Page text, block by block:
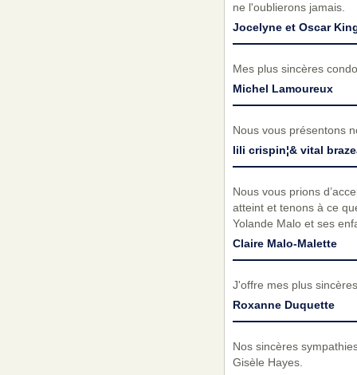
ne l'oublierons jamais.
Jocelyne et Oscar
Mes plus sincères
Michel Lamoureux
Nous vous présentons
lili crispin¦& vital
Nous vous prions
atteint et tenons à ce
Yolande Malo et ses
Claire Malo-Malette
J'offre mes plus
Roxanne Duquette
Nos sincères
Gisèle Hayes.